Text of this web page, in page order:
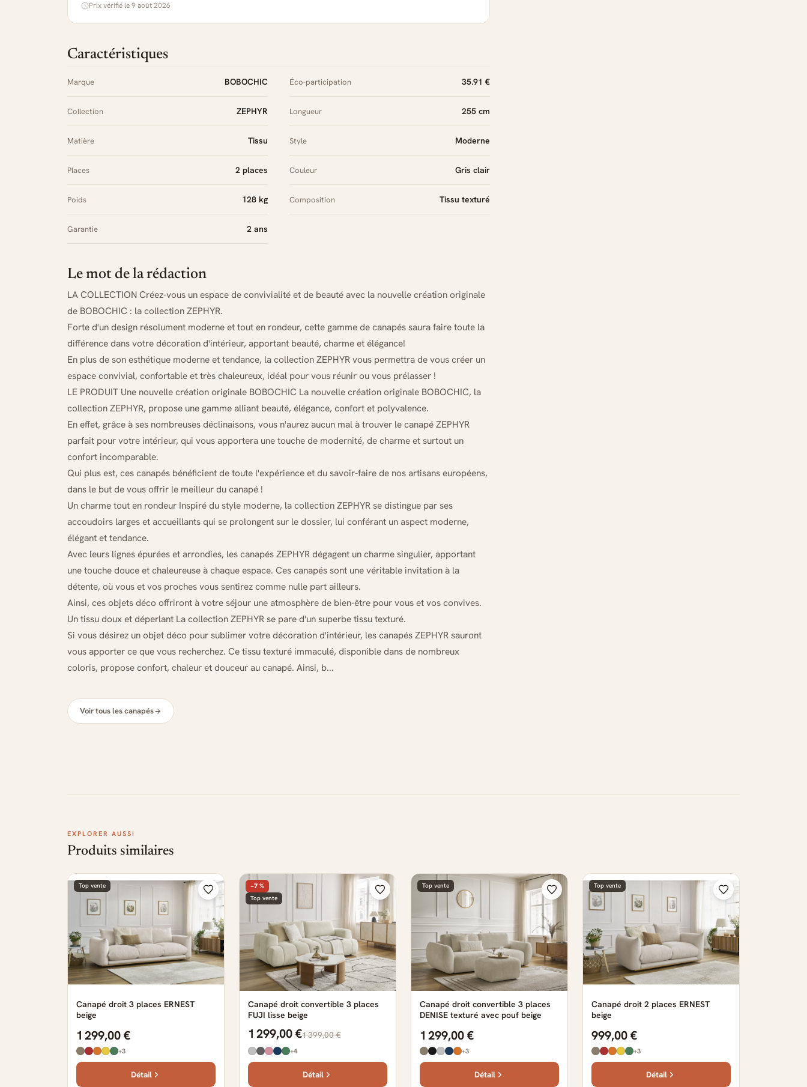
Prix vérifié le 9 août 2026
Caractéristiques
Marque BOBOCHIC
Collection ZEPHYR
Matière Tissu
Places 2 places
Poids 128 kg
Garantie 2 ans
Éco-participation 35.91 €
Longueur 255 cm
Style Moderne
Couleur Gris clair
Composition Tissu texturé
Le mot de la rédaction
LA COLLECTION Créez-vous un espace de convivialité et de beauté avec la nouvelle création originale
de BOBOCHIC : la collection ZEPHYR.
Forte d'un design résolument moderne et tout en rondeur, cette gamme de canapés saura faire toute la
différence dans votre décoration d'intérieur, apportant beauté, charme et élégance!
En plus de son esthétique moderne et tendance, la collection ZEPHYR vous permettra de vous créer un
espace convivial, confortable et très chaleureux, idéal pour vous réunir ou vous prélasser !
LE PRODUIT Une nouvelle création originale BOBOCHIC La nouvelle création originale BOBOCHIC, la
collection ZEPHYR, propose une gamme alliant beauté, élégance, confort et polyvalence.
En effet, grâce à ses nombreuses déclinaisons, vous n'aurez aucun mal à trouver le canapé ZEPHYR
parfait pour votre intérieur, qui vous apportera une touche de modernité, de charme et surtout un
confort incomparable.
Qui plus est, ces canapés bénéficient de toute l'expérience et du savoir-faire de nos artisans européens,
dans le but de vous offrir le meilleur du canapé !
Un charme tout en rondeur Inspiré du style moderne, la collection ZEPHYR se distingue par ses
accoudoirs larges et accueillants qui se prolongent sur le dossier, lui conférant un aspect moderne,
élégant et tendance.
Avec leurs lignes épurées et arrondies, les canapés ZEPHYR dégagent un charme singulier, apportant
une touche douce et chaleureuse à chaque espace. Ces canapés sont une véritable invitation à la
détente, où vous et vos proches vous sentirez comme nulle part ailleurs.
Ainsi, ces objets déco offriront à votre séjour une atmosphère de bien-être pour vous et vos convives.
Un tissu doux et déperlant La collection ZEPHYR se pare d'un superbe tissu texturé.
Si vous désirez un objet déco pour sublimer votre décoration d'intérieur, les canapés ZEPHYR sauront
vous apporter ce que vous recherchez. Ce tissu texturé immaculé, disponible dans de nombreux
coloris, propose confort, chaleur et douceur au canapé. Ainsi, b...
Voir tous les canapés
EXPLORER AUSSI
Produits similaires
Top vente
Canapé droit 3 places ERNEST
beige
1 299,00 €
+3
Détail
−7 %
Top vente
Canapé droit convertible 3 places
FUJI lisse beige
1 299,00 €1 399,00 €
+4
Détail
Top vente
Canapé droit convertible 3 places
DENISE texturé avec pouf beige
1 299,00 €
+3
Détail
Top vente
Canapé droit 2 places ERNEST
beige
999,00 €
+3
Détail